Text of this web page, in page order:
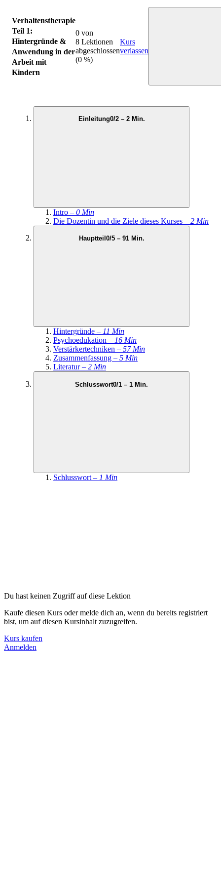
Verhaltenstherapie
Teil 1:
Hintergründe &
Anwendung in der
Arbeit mit
Kindern
0 von
8 Lektionen
abgeschlossen
(0 %)
Kurs
verlassen
Einleitung0/2 – 2 Min.
Intro – 0 Min
Die Dozentin und die Ziele dieses Kurses – 2 Min
Hauptteil 0/5 – 91 Min.
Hintergründe – 11 Min
Psychoedukation – 16 Min
Verstärkertechniken – 57 Min
Zusammenfassung – 5 Min
Literatur – 2 Min
Schlusswort0/1 – 1 Min.
Schlusswort – 1 Min
Du hast keinen Zugriff auf diese Lektion
Kaufe diesen Kurs oder melde dich an, wenn du bereits registriert
bist, um auf diesen Kursinhalt zuzugreifen.
Kurs kaufen
Anmelden